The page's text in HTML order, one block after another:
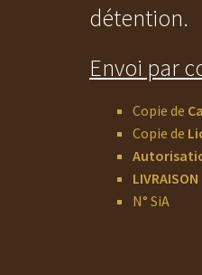
détention.
Envoi par
Copie de
Copie de
N° SiA